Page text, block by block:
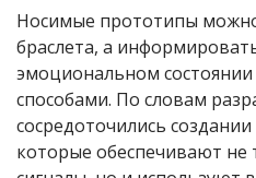
Носимые прототипы
браслета, а
эмоциональном
способами. По словам
сосредоточились
которые обеспечивают не